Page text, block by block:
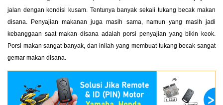
jalan dengan kondisi kusam. Tentunya banyak sekali tukang becak makan
disana. Penyajian makanan juga masih sama, namun yang masih jadi
kebanggaan saat makan disana adalah porsi penyajian yang bikin keok.
Porsi makan sangat banyak, dan inilah yang membuat tukang becak sangat
gemar makan disana.